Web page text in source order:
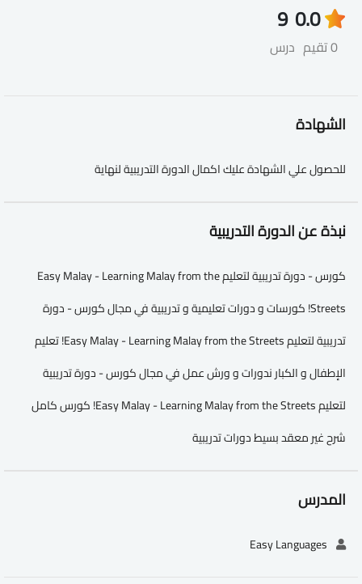
0.0
0 تقيم
9
درس
الشهادة
للحصول علي الشهادة عليك اكمال الدورة التدريبية لنهاية
نبذة عن الدورة التدريبية
كورس - دورة تدريبية لتعليم Easy Malay - Learning Malay from the
Streets! كورسات و دورات تعليمية و تدريبية في مجال كورس - دورة
تدريبية لتعليم Easy Malay - Learning Malay from the Streets! تعليم
الإطفال و الكبار ندورات و ورش عمل في مجال كورس - دورة تدريبية
لتعليم Easy Malay - Learning Malay from the Streets! كورس كامل
شرح غير معقد بسيط دورات تدريبية
المدرس